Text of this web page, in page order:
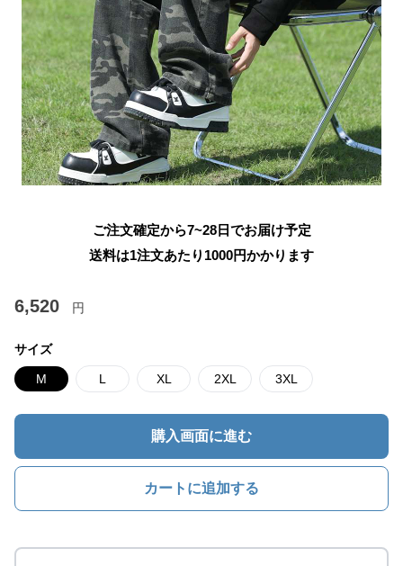
ご注文確定から7~28日でお届け予定
送料は1注文あたり 1000円かかります
6,520 円
サイズ
M L XL 2XL 3XL
購入画面に進む
カートに追加する